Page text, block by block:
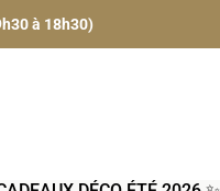
à 18h30)